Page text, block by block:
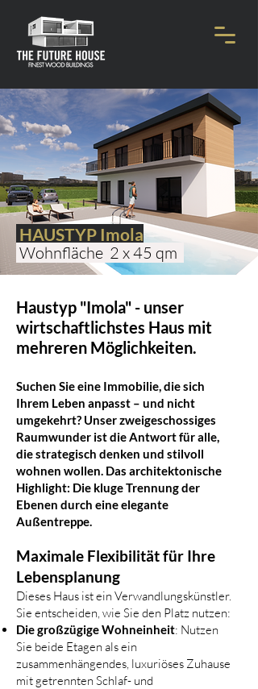
HAUSTYP Imola
Wohnfläche 2 x 45 qm
Haustyp "Imola" - unser
wirtschaftlichstes Haus mit
mehreren Möglichkeiten.
Suchen Sie eine Immobilie, die sich
Ihrem Leben anpasst – und nicht
umgekehrt? Unser zweigeschossiges
Raumwunder ist die Antwort für alle,
die strategisch denken und stilvoll
wohnen wollen. Das architektonische
Highlight: Die kluge Trennung der
Ebenen durch eine elegante
Außentreppe.
Maximale Flexibilität für Ihre
Lebensplanung
Dieses Haus ist ein Verwandlungskünstler.
Sie entscheiden, wie Sie den Platz nutzen:
Die großzügige Wohneinheit: Nutzen
Sie beide Etagen als ein
zusammenhängendes, luxuriöses Zuhause
mit getrennten Schlaf- und